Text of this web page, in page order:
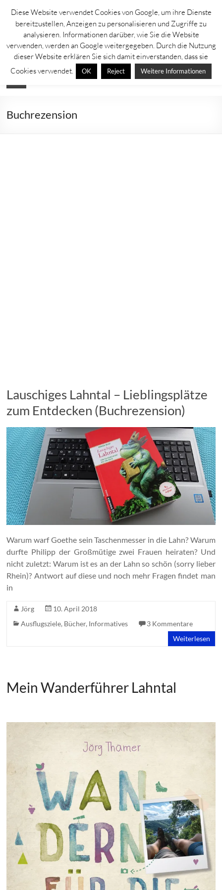
Zum
Inhalt
springen
Lahntastisch
Sehenswürdigkeiten, Ausflugsziele und Aktuelles rechts und links der
Lahn
Menü
Buchrezension
Lauschiges Lahntal – Lieblingsplätze
zum Entdecken (Buchrezension)
Warum warf Goethe sein Taschenmesser in die Lahn? Warum
durfte Philipp der Großmütige zwei Frauen heiraten? Und
nicht zuletzt: Warum ist es an der Lahn so schön (sorry lieber
Rhein)? Antwort auf diese und noch mehr Fragen findet man
in
Jörg
10. April 2018
Ausflugsziele, Bücher, Informatives
3 Kommentare
Weiterlesen
Mein Wanderführer Lahntal
Diese Website verwendet Cookies von Google, um ihre Dienste
bereitzustellen, Anzeigen zu personalisieren und Zugriffe zu
analysieren. Informationen darüber, wie Sie die Website
verwenden, werden an Google weitergegeben. Durch die Nutzung
dieser Website erklären Sie sich damit einverstanden, dass sie
Cookies verwendet.
OK Reject Weitere Informationen